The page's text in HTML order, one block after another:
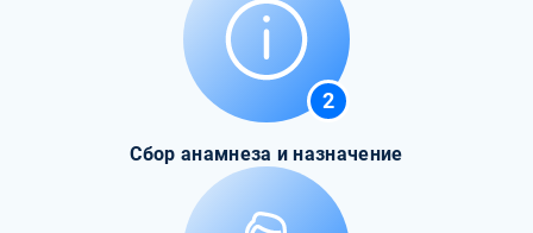
2
Сбор анамнеза и назначение